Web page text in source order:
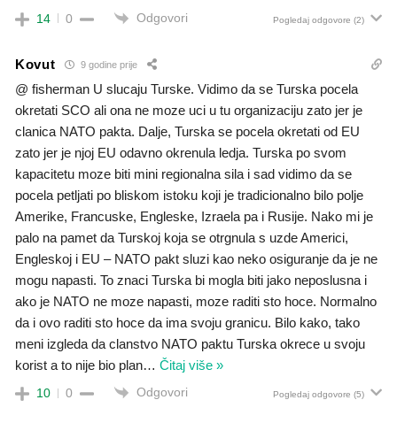
14 0 Odgovori Pogledaj odgovore (2)
Kovut 9 godine prije
@ fisherman U slucaju Turske. Vidimo da se Turska pocela
okretati SCO ali ona ne moze uci u tu organizaciju zato jer je
clanica NATO pakta. Dalje, Turska se pocela okretati od EU
zato jer je njoj EU odavno okrenula ledja. Turska po svom
kapacitetu moze biti mini regionalna sila i sad vidimo da se
pocela petljati po bliskom istoku koji je tradicionalno bilo polje
Amerike, Francuske, Engleske, Izraela pa i Rusije. Nako mi je
palo na pamet da Turskoj koja se otrgnula s uzde Americi,
Engleskoj i EU – NATO pakt sluzi kao neko osiguranje da je ne
mogu napasti. To znaci Turska bi mogla biti jako neposlusna i
ako je NATO ne moze napasti, moze raditi sto hoce. Normalno
da i ovo raditi sto hoce da ima svoju granicu. Bilo kako, tako
meni izgleda da clanstvo NATO paktu Turska okrece u svoju
korist a to nije bio plan… Čitaj više »
10 0 Odgovori Pogledaj odgovore (5)